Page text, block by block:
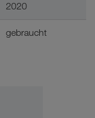
2020
gebraucht